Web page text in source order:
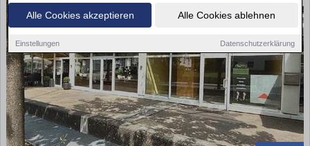
Alle Cookies akzeptieren Alle Cookies ablehnen
Einstellungen Datenschutzerklärung